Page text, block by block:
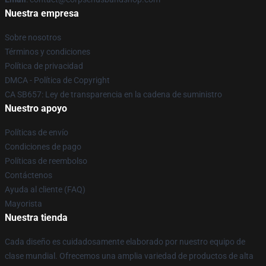
Nuestra empresa
Sobre nosotros
Términos y condiciones
Política de privacidad
DMCA - Política de Copyright
CA SB657: Ley de transparencia en la cadena de suministro
Nuestro apoyo
Políticas de envío
Condiciones de pago
Políticas de reembolso
Contáctenos
Ayuda al cliente (FAQ)
Mayorista
Nuestra tienda
Cada diseño es cuidadosamente elaborado por nuestro equipo de
clase mundial. Ofrecemos una amplia variedad de productos de alta